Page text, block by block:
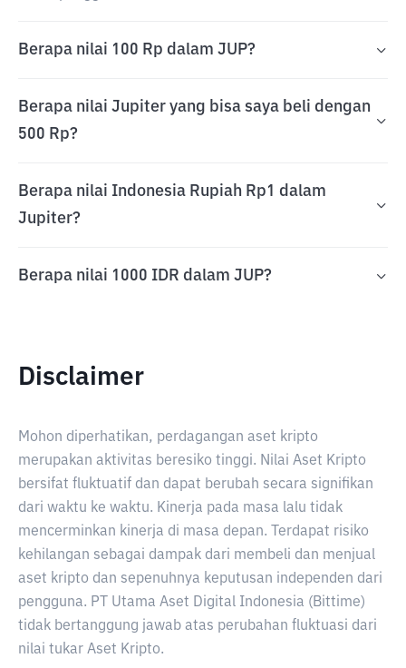
Berapa nilai 100 Rp dalam JUP?
Berapa nilai Jupiter yang bisa saya beli dengan
500 Rp?
Berapa nilai Indonesia Rupiah Rp1 dalam
Jupiter?
Berapa nilai 1000 IDR dalam JUP?
Disclaimer
Mohon diperhatikan, perdagangan aset kripto
merupakan aktivitas beresiko tinggi. Nilai Aset Kripto
bersifat fluktuatif dan dapat berubah secara signifikan
dari waktu ke waktu. Kinerja pada masa lalu tidak
mencerminkan kinerja di masa depan. Terdapat risiko
kehilangan sebagai dampak dari membeli dan menjual
aset kripto dan sepenuhnya keputusan independen dari
pengguna. PT Utama Aset Digital Indonesia (Bittime)
tidak bertanggung jawab atas perubahan fluktuasi dari
nilai tukar Aset Kripto.